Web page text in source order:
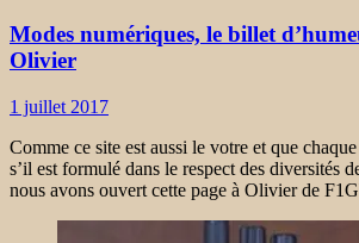
Modes numériques, le billet
Olivier
1 juillet 2017
Comme ce site est aussi le votre et que
s’il est formulé dans le respect des diversités
nous avons ouvert cette page à Olivier de